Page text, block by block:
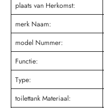
plaats van Herkomst:
merk Naam:
model Nummer:
Functie:
Type:
toilettank Materiaal: